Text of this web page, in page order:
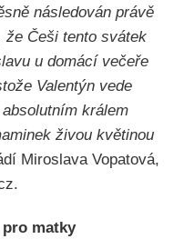
následován právě
že Češi tento svátek
u domácí večeře
Valentýn vede
králem
živou květinou
Miroslava Vopatová,
matky